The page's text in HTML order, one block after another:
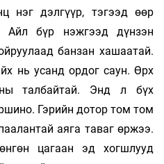
нэг дэлгүүр, тэгээд өөр
Айл бүр нэжгээд дүнзэн
банзан хашаатай.
нь усанд ордог саун. Өрх
талбайтай. Энд л бүх
Гэрийн дотор том том
аяга таваг өржээ.
цагаан эд хогшлууд